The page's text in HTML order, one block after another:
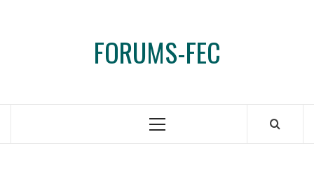
FORUMS-FEC
Primair